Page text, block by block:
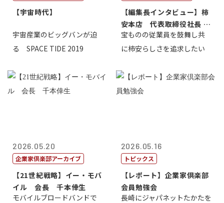
【宇宙時代】
宇宙産業のビッグバンが迫
る SPACE TIDE 2019
【編集長インタビュー】柿
安本店 代表取締役社長 赤
塚保正
宝ものの従業員を鼓舞し共
に柿安らしさを追求したい
2026.05.20
企業家倶楽部アーカイブ
【21世紀戦略】イー・モバ
イル 会長 千本倖生
モバイルブロードバンドで
2026.05.16
トピックス
【レポート】企業家倶楽部
会員勉強会
長崎にジャパネットたかたを